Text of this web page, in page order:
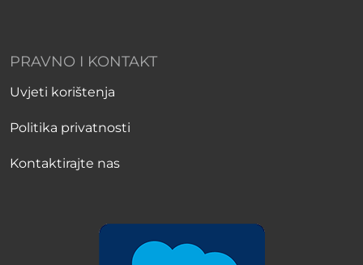
PRAVNO I KONTAKT
Uvjeti korištenja
Politika privatnosti
Kontaktirajte nas